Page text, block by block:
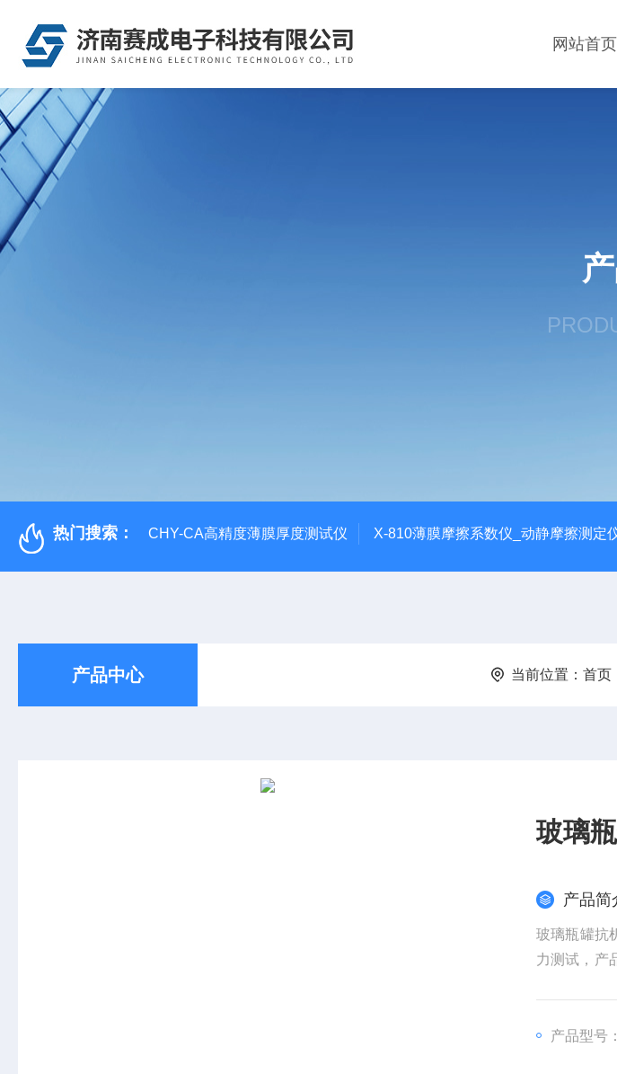
网站首页
热门搜索： CHY-CA高精度薄膜厚度测试仪 X-810薄膜摩擦系数仪_动静摩擦测定
产品中心 当前位置： 首页
玻璃
产品简
玻璃瓶罐抗
力测试，产
产品型号